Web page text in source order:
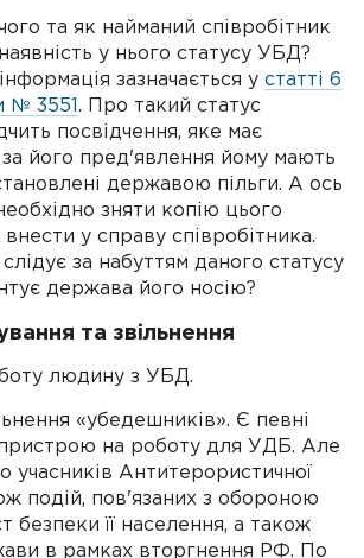
та як найманий співробітник
у нього статусу УБД?
зазначається у статті 6
№ 3551 . Про такий статус
посвідчення, яке має
його пред'явлення йому мають
державою пільги. А ось
зняти копію цього
внести у справу співробітника.
за набуттям даного статусу
держава його носію?
та звільнення
людину з УБД.
«убедешників». Є певні
пристрою на роботу для УДБ. Але
учасників Антитерористичної
подій, пов'язаних з обороною
безпеки її населення, а також
в рамках вторгнення РФ. По